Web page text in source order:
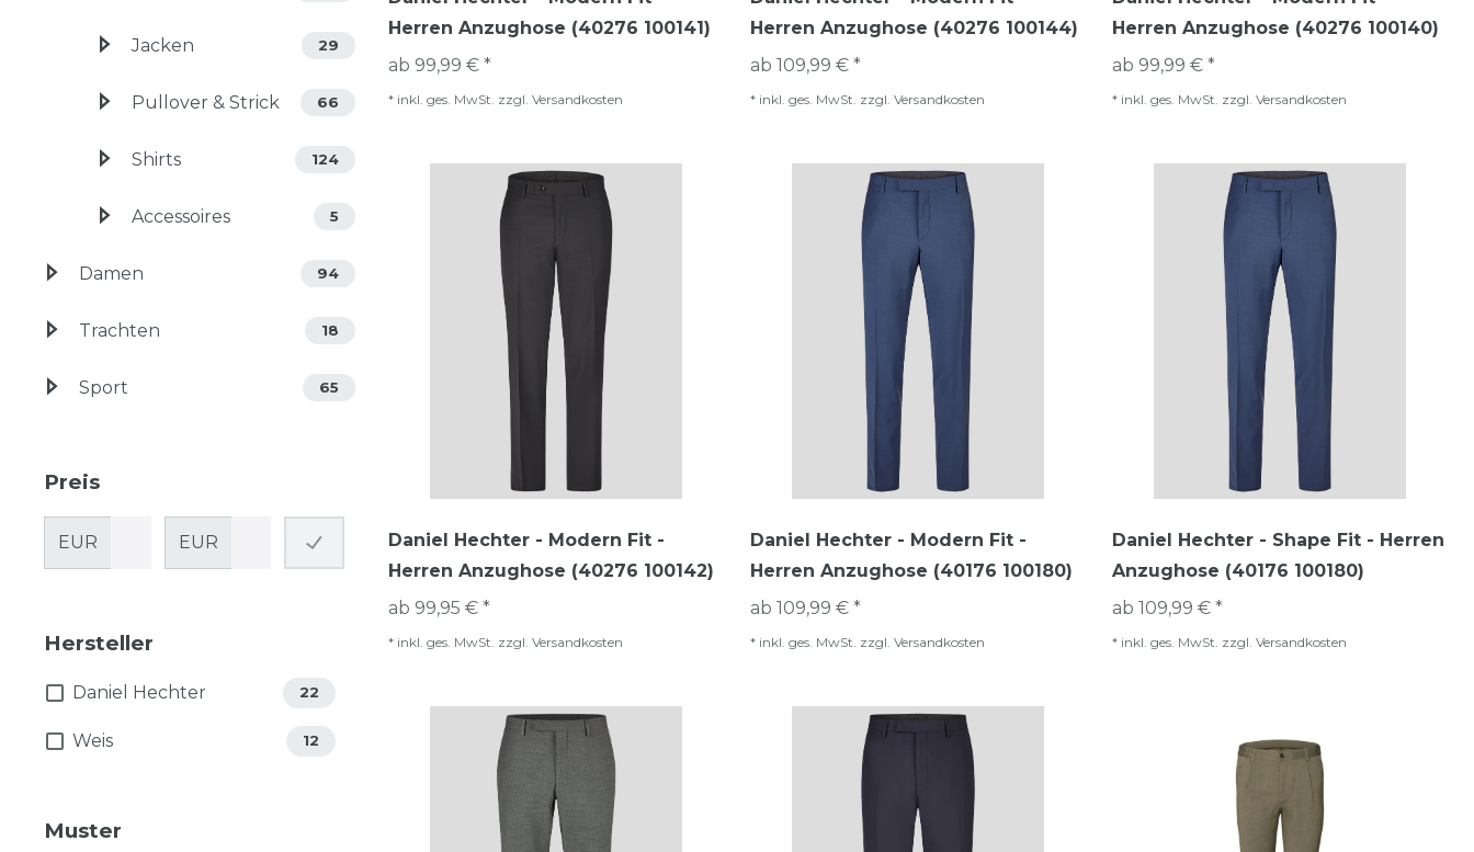
Jacken 29
Pullover & Strick 66
Shirts 124
Accessoires 5
Damen 94
Trachten 18
Sport 65
Preis
EUR EUR
Hersteller
Daniel Hechter 22
Weis 12
Muster
Herren Anzughose (40276 100141)
ab 99,99 € *
* inkl. ges. MwSt. zzgl. Versandkosten
Herren Anzughose (40276 100144)
ab 109,99 € *
* inkl. ges. MwSt. zzgl. Versandkosten
Herren Anzughose (40276 100140)
ab 99,99 € *
* inkl. ges. MwSt. zzgl. Versandkosten
Daniel Hechter - Modern Fit -
Herren Anzughose (40276 100142)
ab 99,95 € *
* inkl. ges. MwSt. zzgl. Versandkosten
Daniel Hechter - Modern Fit -
Herren Anzughose (40176 100180)
ab 109,99 € *
* inkl. ges. MwSt. zzgl. Versandkosten
Daniel Hechter - Shape Fit - Herren
Anzughose (40176 100180)
ab 109,99 € *
* inkl. ges. MwSt. zzgl. Versandkosten